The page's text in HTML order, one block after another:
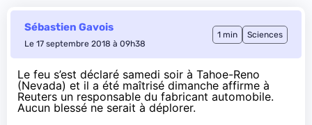
Sébastien Gavois
Le 17 septembre 2018 à 09h38
1 min Sciences
Le feu s’est déclaré samedi soir à Tahoe-Reno
(Nevada) et il a été maîtrisé dimanche affirme à
Reuters un responsable du fabricant automobile.
Aucun blessé ne serait à déplorer.